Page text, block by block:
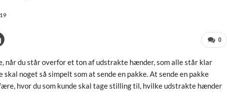
0
når du står overfor et ton af udstrakte hænder, som alle står klar
noget så simpelt som at sende en pakke. At sende en pakke
hvor du som kunde skal tage stilling til, hvilke udstrakte hænder